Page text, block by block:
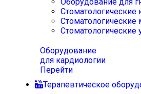
Стоматологические
Стоматологические
Оборудование
для кардиологии
Перейти
Терапевтическое